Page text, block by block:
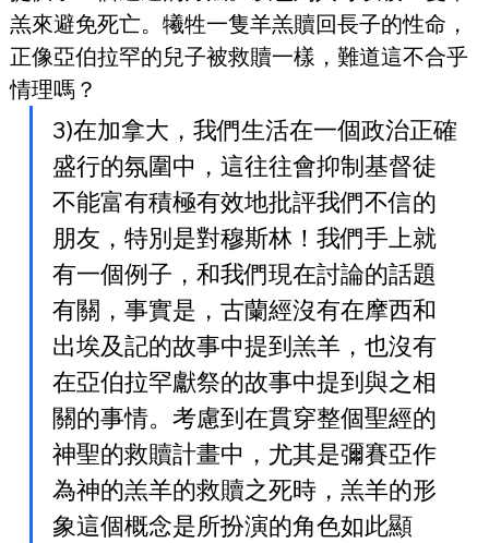
羔來避免死亡。犧牲一隻羊羔贖回長子的性命，
正像亞伯拉罕的兒子被救贖一樣，難道這不合乎
情理嗎？
3)在加拿大，我們生活在一個政治正確
盛行的氛圍中，這往往會抑制基督徒
不能富有積極有效地批評我們不信的
朋友，特別是對穆斯林！我們手上就
有一個例子，和我們現在討論的話題
有關，事實是，古蘭經沒有在摩西和
出埃及記的故事中提到羔羊，也沒有
在亞伯拉罕獻祭的故事中提到與之相
關的事情。考慮到在貫穿整個聖經的
神聖的救贖計畫中，尤其是彌賽亞作
為神的羔羊的救贖之死時，羔羊的形
象這個概念是所扮演的角色如此顯